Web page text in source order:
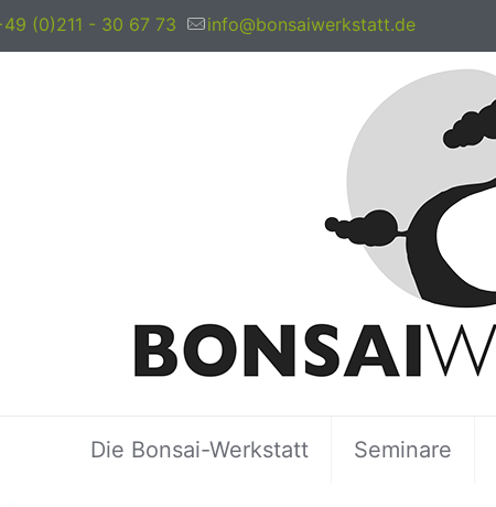
(0)211 - 30 67 73 info@bonsaiwerkstatt.de
Die Bonsai-Werkstatt Seminare